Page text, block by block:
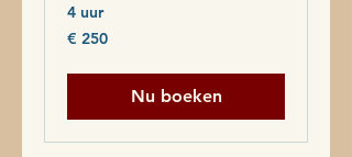
4 uur
250
euro
€ 250
Nu boeken